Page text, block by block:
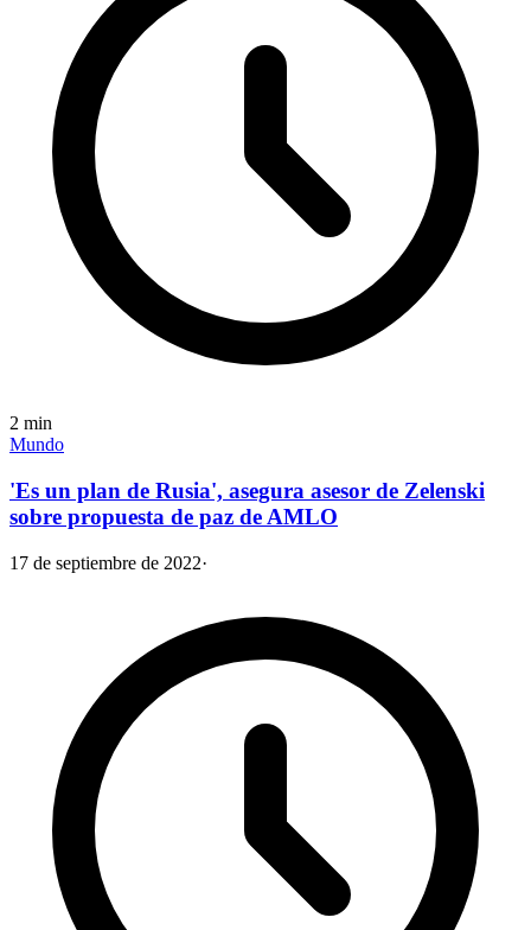
2 min
Mundo
'Es un plan de Rusia', asegura asesor de Zelenski
sobre propuesta de paz de AMLO
17 de septiembre de 2022·